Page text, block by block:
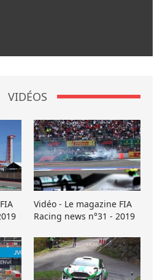
VIDÉOS
Vidéo - Le magazine FIA
Racing news n°31 - 2019